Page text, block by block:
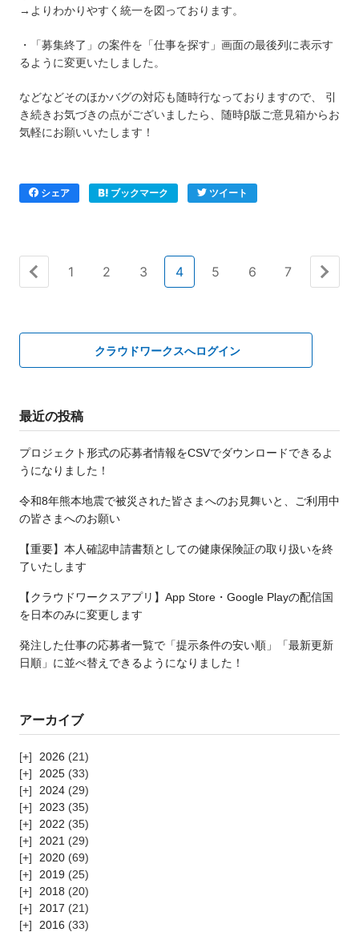
→よりわかりやすく統一を図っております。
・「募集終了」の案件を「仕事を探す」画面の最後列に表示す
るように変更いたしました。
などなどそのほかバグの対応も随時行なっておりますので、 引
き続きお気づきの点がございましたら、随時β版ご意見箱からお
気軽にお願いいたします！
シェア ブックマーク ツイート
1 2 3 4 5 6 7
クラウドワークスへログイン
最近の投稿
プロジェクト形式の応募者情報をCSVでダウンロードできるよ
うになりました！
令和8年熊本地震で被災された皆さまへのお見舞いと、ご利用中
の皆さまへのお願い
【重要】本人確認申請書類としての健康保険証の取り扱いを終
了いたします
【クラウドワークスアプリ】App Store・Google Playの配信国
を日本のみに変更します
発注した仕事の応募者一覧で「提示条件の安い順」「最新更新
日順」に並べ替えできるようになりました！
アーカイブ
2026 (21)
2025 (33)
2024 (29)
2023 (35)
2022 (35)
2021 (29)
2020 (69)
2019 (25)
2018 (20)
2017 (21)
2016 (33)